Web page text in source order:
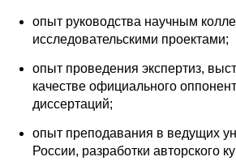
Ученый совет
О совете
Регулярные прогнозы
опыт руководства научным
исследовательскими проектами;
опыт проведения экспертиз,
качестве официального
диссертаций;
опыт преподавания в ведущих
России, разработки авторского